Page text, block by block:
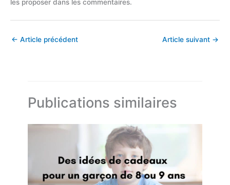
les proposer dans les commentaires.
← Article précédent Article suivant →
Publications similaires